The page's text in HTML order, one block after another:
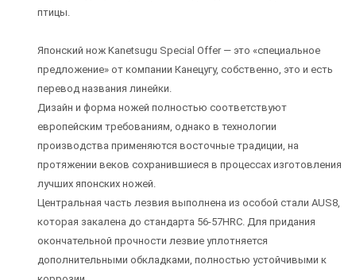
птицы.
Японский нож Kanetsugu Special Offer — это «специальное
предложение» от компании Канецугу, собственно, это и есть
перевод названия линейки.
Дизайн и форма ножей полностью соответствуют
европейским требованиям, однако в технологии
производства применяются восточные традиции, на
протяжении веков сохранившиеся в процессах изготовления
лучших японских ножей.
Центральная часть лезвия выполнена из особой стали AUS8,
которая закалена до стандарта 56-57HRC. Для придания
окончательной прочности лезвие уплотняется
дополнительными обкладками, полностью устойчивыми к